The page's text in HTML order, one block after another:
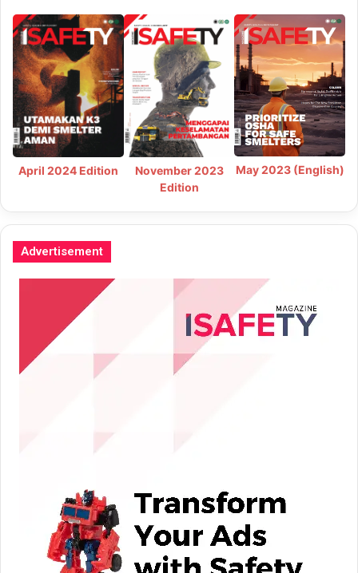
April 2024 Edition
November 2023
Edition
May 2023 (English)
Advertisement